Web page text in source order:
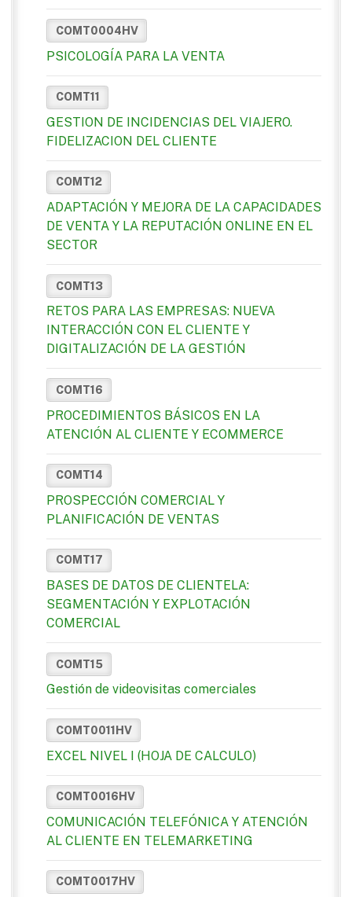
COMT0004HV
PSICOLOGÍA PARA LA VENTA
COMT11
GESTION DE INCIDENCIAS DEL VIAJERO.
FIDELIZACION DEL CLIENTE
COMT12
ADAPTACIÓN Y MEJORA DE LA CAPACIDADES
DE VENTA Y LA REPUTACIÓN ONLINE EN EL
SECTOR
COMT13
RETOS PARA LAS EMPRESAS: NUEVA
INTERACCIÓN CON EL CLIENTE Y
DIGITALIZACIÓN DE LA GESTIÓN
COMT16
PROCEDIMIENTOS BÁSICOS EN LA
ATENCIÓN AL CLIENTE Y ECOMMERCE
COMT14
PROSPECCIÓN COMERCIAL Y
PLANIFICACIÓN DE VENTAS
COMT17
BASES DE DATOS DE CLIENTELA:
SEGMENTACIÓN Y EXPLOTACIÓN
COMERCIAL
COMT15
Gestión de videovisitas comerciales
COMT0011HV
EXCEL NIVEL I (HOJA DE CALCULO)
COMT0016HV
COMUNICACIÓN TELEFÓNICA Y ATENCIÓN
AL CLIENTE EN TELEMARKETING
COMT0017HV